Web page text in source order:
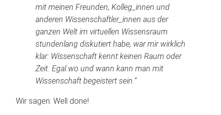
mit meinen Freunden, Kolleg_innen und
anderen Wissenschaftler_innen aus der
ganzen Welt im virtuellen Wissensraum
stundenlang diskutiert habe, war mir wirklich
klar: Wissenschaft kennt keinen Raum oder
Zeit. Egal wo und wann kann man mit
Wissenschaft begeistert sein.“
Wir sagen: Well done!